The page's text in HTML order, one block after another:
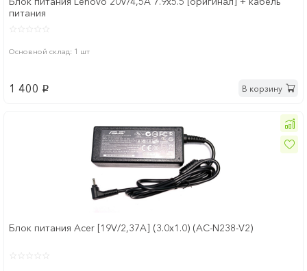
питания
Основной склад: 1 шт
1 400 p В корзину
Блок питания Acer [19V/2,37A] (3.0x1.0) (AC-N238-V2)